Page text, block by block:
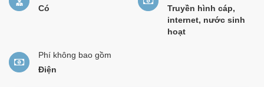
Có
Truyền hình cáp,
internet, nước sinh
hoạt
Phí không bao gồm
Điện